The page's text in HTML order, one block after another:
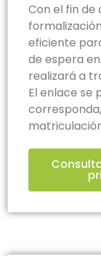
Con el fin de
eficiente
de espera
realizará a
El enlace se